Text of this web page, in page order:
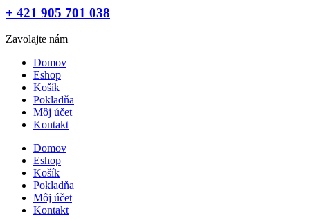
+ 421 905 701 038
Zavolajte nám
Domov
Eshop
Košík
Pokladňa
Môj účet
Kontakt
Domov
Eshop
Košík
Pokladňa
Môj účet
Kontakt